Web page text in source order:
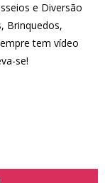
e Diversão
Brinquedos,
tem vídeo
se!